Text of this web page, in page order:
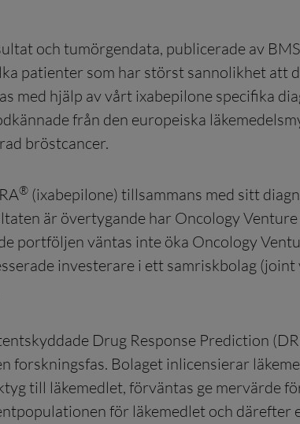
och tumörgendata, publicerade av
patienter som har störst sannolikhet att
med hjälp av vårt ixabepilone specifika
från den europeiska
bröstcancer.
® (ixabepilone) tillsammans med sitt
är övertygande har Oncology
portföljen väntas inte öka Oncology
investerare i ett samriskbolag
Drug Response Prediction
forskningsfas. Bolaget inlicensierar
till läkemedlet, förväntas ge mervärde
för läkemedlet och därefter